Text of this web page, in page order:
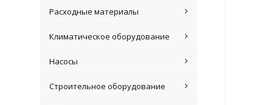
Расходные материалы
Климатическое оборудование
Насосы
Строительное оборудование